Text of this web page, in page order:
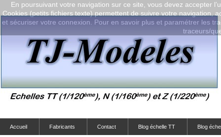
Accueil Fabricants Contact Blog échelle TT Blog
En poursuivant votre navigation sur ce site, vous devez accepter
Cookies (petits fichiers texte) permettent de suivre votre navigation,
et sécuriser votre connexion. Pour en savoir plus et paramétrer les
traceurs/